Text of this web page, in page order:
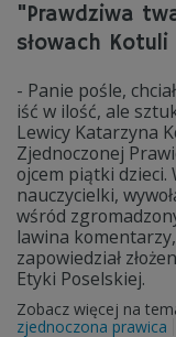
"Prawdziwa
słowach
- Panie pośle,
iść w ilość, ale
Lewicy Katarzyna
Zjednoczonej
ojcem piątki dzieci.
nauczycielki,
wśród
lawina
zapowiedział
Etyki Poselskiej.
Zobacz więcej na
zjednoczona prawica